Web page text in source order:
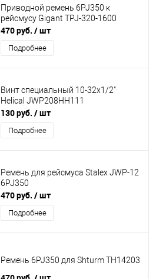
Приводной ремень 6PJ350 к
рейсмусу Gigant TPJ-320-1600
470 руб. / шт
Подробнее
Винт специальный 10-32x1/2"
Helical JWP208HH111
130 руб. / шт
Подробнее
Ремень для рейсмуса Stalex JWP-12
6PJ350
470 руб. / шт
Подробнее
Ремень 6PJ350 для Shturm TH14203